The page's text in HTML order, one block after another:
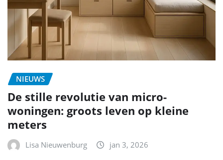
NIEUWS
De stille revolutie van micro-
woningen: groots leven op kleine
meters
Lisa Nieuwenburg jan 3, 2026